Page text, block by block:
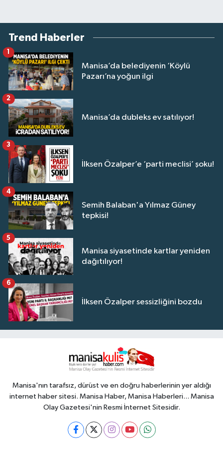
Trend Haberler
Manisa’da belediyenin ‘Köylü
Pazarı’na yoğun ilgi
1
Manisa’da dubleks ev satılıyor!
2
İlksen Özalper’e ‘parti meclisi’ şoku!
3
Semih Balaban'a Yılmaz Güney
tepkisi!
4
Manisa siyasetinde kartlar yeniden
dağıtılıyor!
5
İlksen Özalper sessizliğini bozdu
6
Manisa'nın tarafsız, dürüst ve en doğru haberlerinin yer aldığı
internet haber sitesi. Manisa Haber, Manisa Haberleri... Manisa
Olay Gazetesi'nin Resmi İnternet Sitesidir.